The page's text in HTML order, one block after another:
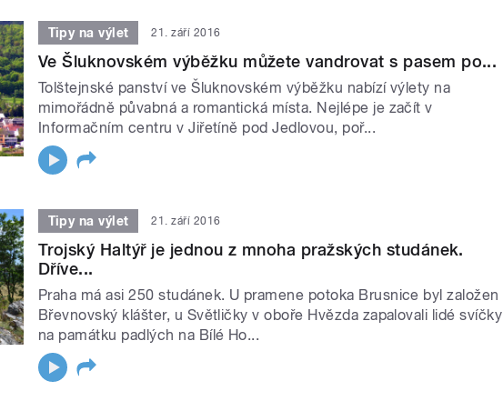
Tipy na výlet 21. září 2016
Ve Šluknovském výběžku můžete vandrovat s pasem po...
Tolštejnské panství ve Šluknovském výběžku nabízí výlety na
mimořádně půvabná a romantická místa. Nejlépe je začít v
Informačním centru v Jiřetíně pod Jedlovou, poř...
Tipy na výlet 21. září 2016
Trojský Haltýř je jednou z mnoha pražských studánek.
Dříve...
Praha má asi 250 studánek. U pramene potoka Brusnice byl založen
Břevnovský klášter, u Světličky v oboře Hvězda zapalovali lidé svíčky
na památku padlých na Bílé Ho...